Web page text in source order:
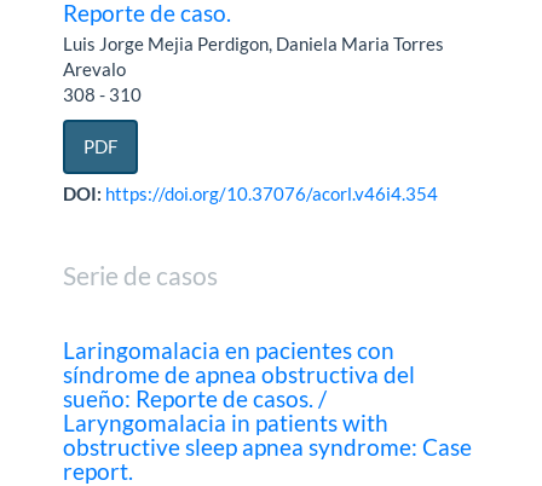
Reporte de caso.
Luis Jorge Mejia Perdigon, Daniela Maria Torres
Arevalo
308 - 310
PDF
DOI: https://doi.org/10.37076/acorl.v46i4.354
Serie de casos
Laringomalacia en pacientes con
síndrome de apnea obstructiva del
sueño: Reporte de casos. /
Laryngomalacia in patients with
obstructive sleep apnea syndrome: Case
report.